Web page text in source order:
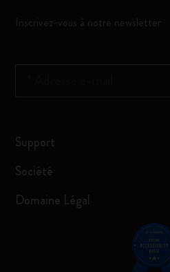
Inscrivez-vous à notre newsletter
Support
Société
Domaine Légal